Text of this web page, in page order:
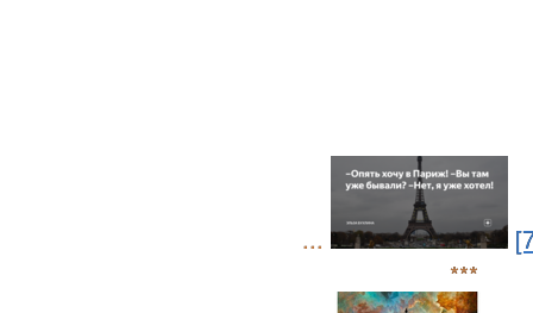
...
***